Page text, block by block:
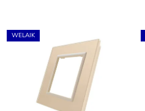
WELAIK